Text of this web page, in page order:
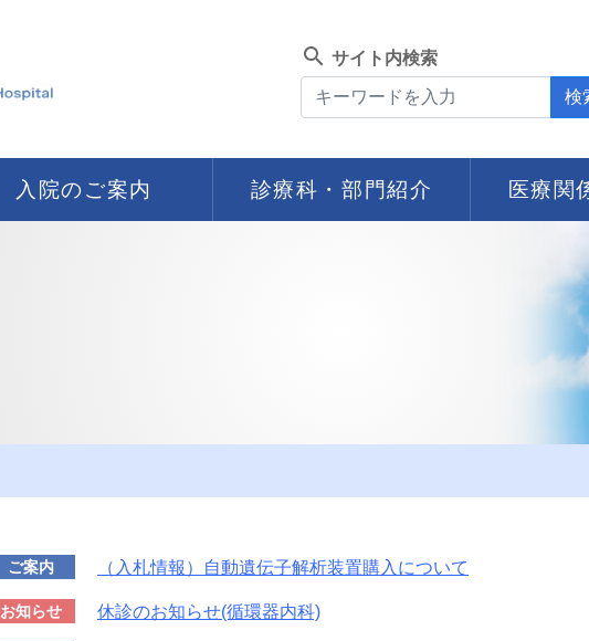
search サイト内検索
検
入院のご案内 診療科・部門紹介 医療関
ご案内 （入札情報）自動遺伝子解析装置購入について
お知らせ 休診のお知らせ(循環器内科)